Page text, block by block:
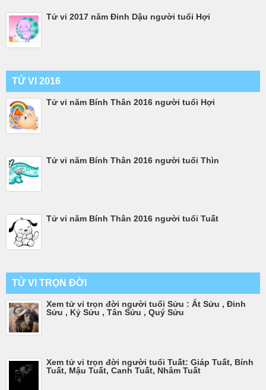
Tử vi 2017 năm Đinh Dậu người tuổi Hợi
TỬ VI 2016
Tử vi năm Bính Thân 2016 người tuổi Hợi
Tử vi năm Bính Thân 2016 người tuổi Thìn
Tử vi năm Bính Thân 2016 người tuổi Tuất
TỬ VI TRỌN ĐỜI
Xem tử vi trọn đời người tuổi Sửu : Ất Sửu , Đinh
Sửu , Kỷ Sửu , Tân Sửu , Quý Sửu
Xem tử vi trọn đời người tuổi Tuất: Giáp Tuất, Bính
Tuất, Mậu Tuất, Canh Tuất, Nhâm Tuất